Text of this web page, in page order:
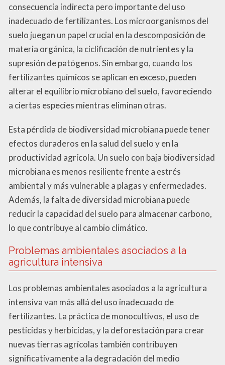
consecuencia indirecta pero importante del uso
inadecuado de fertilizantes. Los microorganismos del
suelo juegan un papel crucial en la descomposición de
materia orgánica, la ciclificación de nutrientes y la
supresión de patógenos. Sin embargo, cuando los
fertilizantes químicos se aplican en exceso, pueden
alterar el equilibrio microbiano del suelo, favoreciendo
a ciertas especies mientras eliminan otras.
Esta pérdida de biodiversidad microbiana puede tener
efectos duraderos en la salud del suelo y en la
productividad agrícola. Un suelo con baja biodiversidad
microbiana es menos resiliente frente a estrés
ambiental y más vulnerable a plagas y enfermedades.
Además, la falta de diversidad microbiana puede
reducir la capacidad del suelo para almacenar carbono,
lo que contribuye al cambio climático.
Problemas ambientales asociados a la
agricultura intensiva
Los problemas ambientales asociados a la agricultura
intensiva van más allá del uso inadecuado de
fertilizantes. La práctica de monocultivos, el uso de
pesticidas y herbicidas, y la deforestación para crear
nuevas tierras agrícolas también contribuyen
significativamente a la degradación del medio